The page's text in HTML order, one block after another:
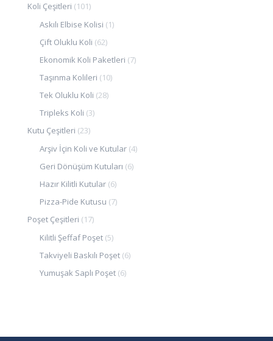
Koli Çeşitleri (101)
Askılı Elbise Kolisi (1)
Çift Oluklu Koli (62)
Ekonomik Koli Paketleri (7)
Taşınma Kolileri (10)
Tek Oluklu Koli (28)
Tripleks Koli (3)
Kutu Çeşitleri (23)
Arşiv İçin Koli ve Kutular (4)
Geri Dönüşüm Kutuları (6)
Hazır Kilitli Kutular (6)
Pizza-Pide Kutusu (7)
Poşet Çeşitleri (17)
Kilitli Şeffaf Poşet (5)
Takviyeli Baskılı Poşet (6)
Yumuşak Saplı Poşet (6)